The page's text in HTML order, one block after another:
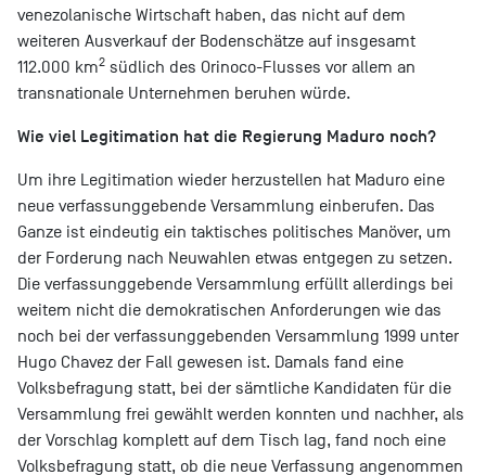
venezolanische Wirtschaft haben, das nicht auf dem
weiteren Ausverkauf der Bodenschätze auf insgesamt
112.000 km2 südlich des Orinoco-Flusses vor allem an
transnationale Unternehmen beruhen würde.
Wie viel Legitimation hat die Regierung Maduro noch?
Um ihre Legitimation wieder herzustellen hat Maduro eine
neue verfassunggebende Versammlung einberufen. Das
Ganze ist eindeutig ein taktisches politisches Manöver, um
der Forderung nach Neuwahlen etwas entgegen zu setzen.
Die verfassunggebende Versammlung erfüllt allerdings bei
weitem nicht die demokratischen Anforderungen wie das
noch bei der verfassunggebenden Versammlung 1999 unter
Hugo Chavez der Fall gewesen ist. Damals fand eine
Volksbefragung statt, bei der sämtliche Kandidaten für die
Versammlung frei gewählt werden konnten und nachher, als
der Vorschlag komplett auf dem Tisch lag, fand noch eine
Volksbefragung statt, ob die neue Verfassung angenommen